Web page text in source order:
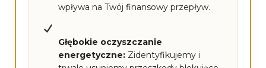
wpływa na Twój finansowy przepływ.
Głębokie oczyszczanie
energetyczne: Zidentyfikujemy i